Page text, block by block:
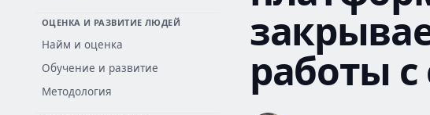
ОЦЕНКА И РАЗВИТИЕ ЛЮДЕЙ
Найм и оценка
Обучение и развитие
Методология
работы